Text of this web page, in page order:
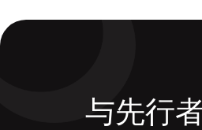
与先行